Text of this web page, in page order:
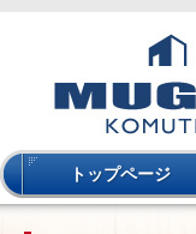
トップページ